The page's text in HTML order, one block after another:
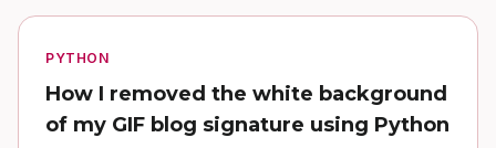
PYTHON
How I removed the white background
of my GIF blog signature using Python